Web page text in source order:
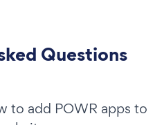
Questions
to add POWR apps to